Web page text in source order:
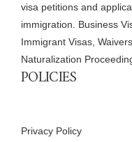
visa petitions and
immigration. Business
Immigrant Visas,
Naturalization
POLICIES
Privacy Policy